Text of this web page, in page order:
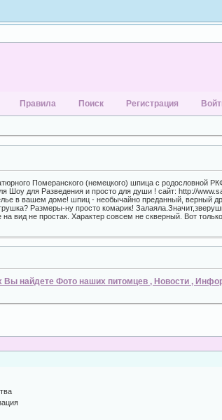
Правила Поиск Регистрация
Померанского (немецкого) шпица с родословной
для Разведения и просто для души ! сайт: http://
в вашем доме! шпиц - необычайно преданный, верный
Размеры-ну просто комарик!
вид не простак. Характер совсем не скверный. Вот
найдете Фото наших питомцев , Новости ,